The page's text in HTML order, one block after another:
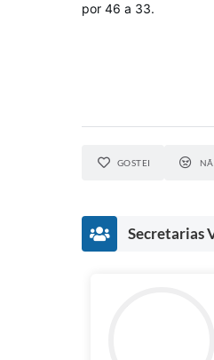
por 46 a 33.
GOSTEI
Secretarias